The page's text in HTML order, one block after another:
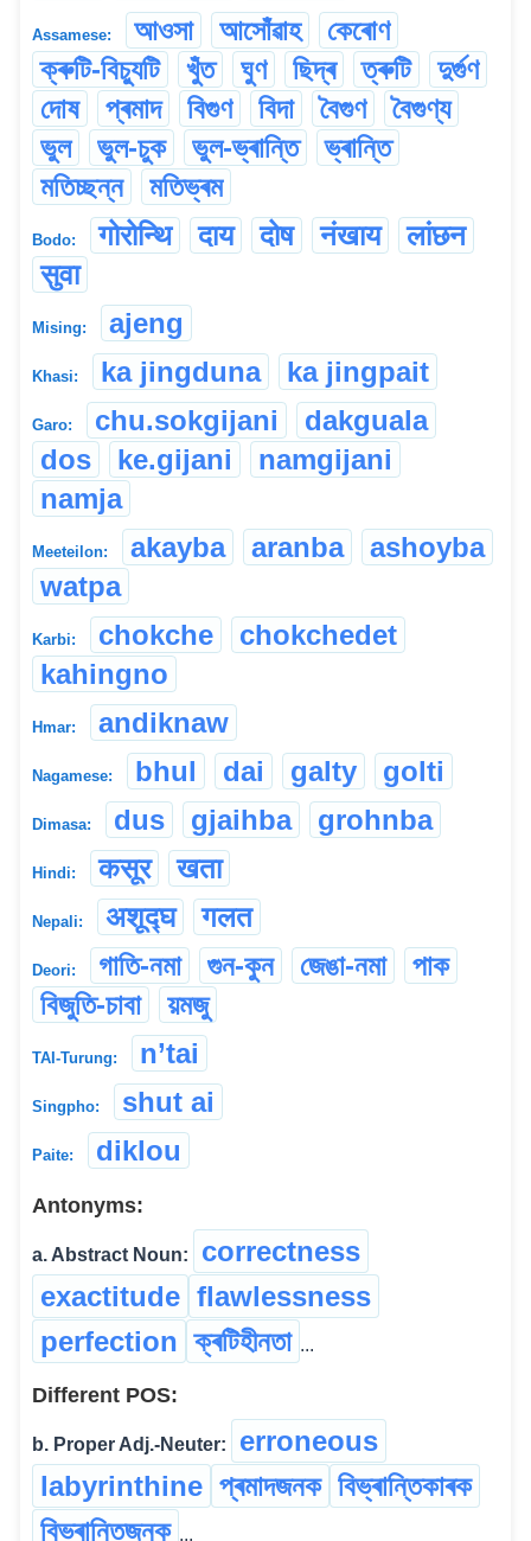
Assamese: আওসা আসোঁৱাহ
কেৰোণ
ক্ৰুটি-বিচ্যুটি
খুঁত ঘুণ ছিদ্ৰ ত্ৰুটি
দুৰ্গুণ
দোষ
প্ৰমাদ বিগুণ বিদা বৈগুণ
বৈগুণ্য
ভুল
ভুল-চুক ভুল-ভ্ৰান্তি
ভ্ৰান্তি
মতিচ্ছন্ন
মতিভ্ৰম
Bodo: गोरोन्थि दाय दोष नंखाय
लांछन
सुवा
Mising: ajeng
Khasi: ka jingduna ka jingpait
Garo: chu.sokgijani
dakguala
dos
ke.gijani
namgijani
namja
Meeteilon: akayba aranba
ashoyba
watpa
Karbi: chokche
chokchedet
kahingno
Hmar: andiknaw
Nagamese: bhul dai galty golti
Dimasa: dus gjaihba grohnba
Hindi: कसूर खता
Nepali: अशूद्घ गलत
Deori: গাতি-নমা গুন-কুন জেঙা-নমা
পাক
বিজুতি-চাবা
য়মজু
TAI-Turung: n’tai
Singpho: shut ai
Paite: diklou
Antonyms:
a. Abstract Noun:
correctness
exactitude flawlessness
perfection ক্ৰটিহীনতা ...
Different POS:
b. Proper Adj.-Neuter:
erroneous
labyrinthine প্ৰমাদজনক বিভ্ৰান্তিকাৰক
বিভ্ৰান্তিজনক ...